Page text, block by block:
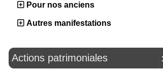
Pour nos anciens
Autres manifestations
Actions patrimoniales